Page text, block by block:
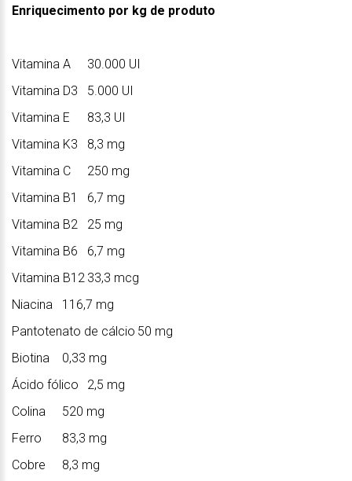
Enriquecimento por kg de produto
Vitamina A
30.000 UI
Vitamina D3
5.000 UI
Vitamina E
83,3 UI
Vitamina K3
8,3 mg
Vitamina C
250 mg
Vitamina B1
6,7 mg
Vitamina B2
25 mg
Vitamina B6
6,7 mg
Vitamina B12 33,3 mcg
Niacina
116,7 mg
Pantotenato de cálcio 50 mg
Biotina
0,33 mg
Ácido fólico
2,5 mg
Colina
520 mg
Ferro
83,3 mg
Cobre
8,3 mg